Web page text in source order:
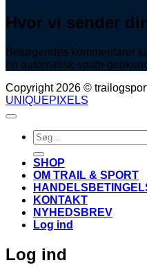
Hvor vi sender
Besøgendes kommentarer
en automatisk spam-
Copyright 2026 ©
UNIQUEPIXELS
Søg
efter:
SHOP
OM TRAIL & SPORT
KONTAKT
NYHEDSBREV
Log ind
Log ind